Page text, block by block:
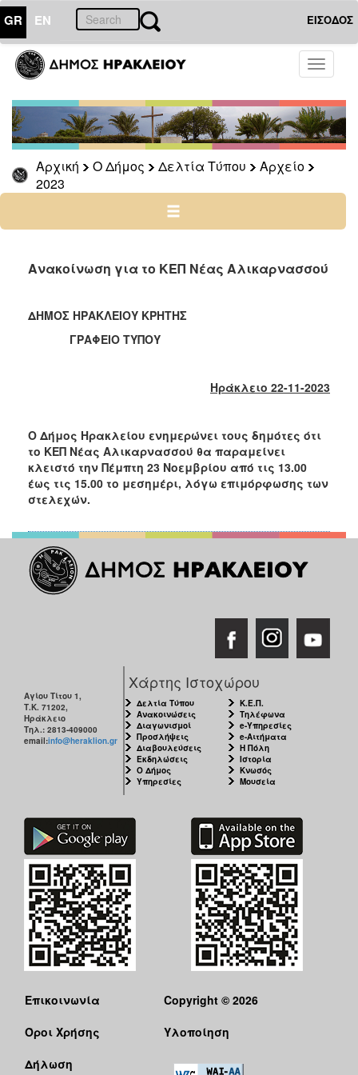
GR EN ΕΙΣΟΔΟΣ
Toggle
Αρχική Ο Δήμος Δελτία Τύπου
Αρχείο
2023
ΔΗΜΟΣ
Δελτία
Τύπου
Αρχείο
2026
2025
2022
2020
2019
2015
2013
2012
2011
2010
2006
ΠΟΛΙΤΙΣΜΟΣ
ΑΝΘΕΚΤΙΚΗ
ΠΟΛΗ
Ανακοίνωση για το ΚΕΠ Νέας Αλικαρνασσού
ΔΗΜΟΣ ΗΡΑΚΛΕΙΟΥ ΚΡΗΤΗΣ
ΓΡΑΦΕΙΟ ΤΥΠΟΥ
Ηράκλειο 22-11-2023
Ο Δήμος Ηρακλείου ενημερώνει τους δημότες ότι
το ΚΕΠ Νέας Αλικαρνασσού θα παραμείνει
κλειστό την Πέμπτη 23 Νοεμβρίου από τις 13.00
έως τις 15.00 το μεσημέρι, λόγω επιμόρφωσης των
στελεχών.
Αγίου Τίτου 1,
Τ.Κ. 71202,
Ηράκλειο
Τηλ.: 2813-409000
email:info@heraklion.gr
Χάρτης Ιστοχώρου
Δελτία Τύπου
Ανακοινώσεις
Διαγωνισμοί
Προσλήψεις
Διαβουλεύσεις
Εκδηλώσεις
Ο Δήμος
Υπηρεσίες
Κ.Ε.Π.
Τηλέφωνα
e-Υπηρεσίες
e-Αιτήματα
Η Πόλη
Ιστορία
Κνωσός
Μουσεία
Επικοινωνία
Όροι Χρήσης
Δήλωση
Copyright © 2026
Υλοποίηση